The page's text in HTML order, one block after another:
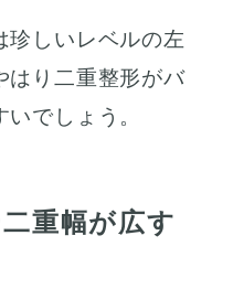
珍しいレベルの左
はり二重整形がバ
でしょう。
重幅が広す